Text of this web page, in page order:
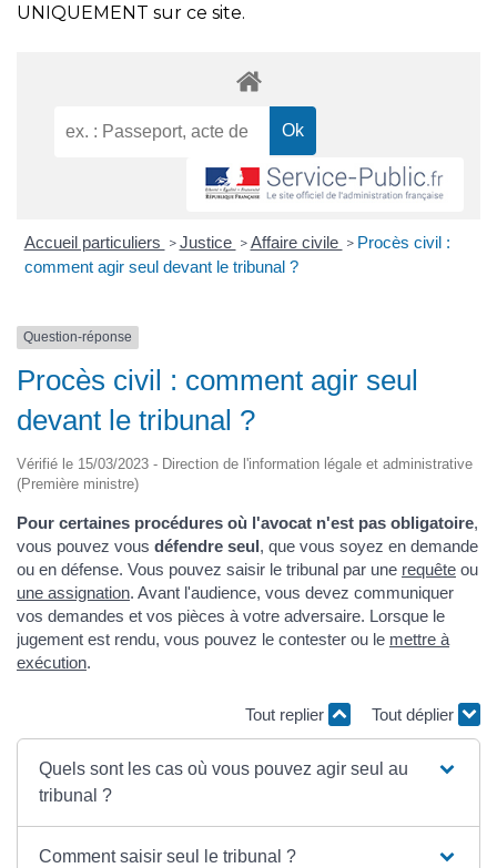
UNIQUEMENT sur ce site.
Accueil particuliers > Justice > Affaire civile > Procès civil :
comment agir seul devant le tribunal ?
Question-réponse
Procès civil : comment agir seul
devant le tribunal ?
Vérifié le 15/03/2023 - Direction de l'information légale et administrative
(Première ministre)
Pour certaines procédures où l'avocat n'est pas obligatoire,
vous pouvez vous défendre seul, que vous soyez en demande
ou en défense. Vous pouvez saisir le tribunal par une requête ou
une assignation. Avant l'audience, vous devez communiquer
vos demandes et vos pièces à votre adversaire. Lorsque le
jugement est rendu, vous pouvez le contester ou le mettre à
exécution.
Tout replier Tout déplier
Quels sont les cas où vous pouvez agir seul au
tribunal ?
Comment saisir seul le tribunal ?